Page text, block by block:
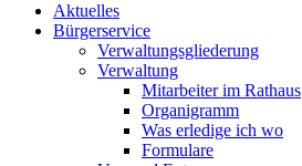
Aktuelles
Bürgerservice
Verwaltungsgliederung
Verwaltung
Mitarbeiter im Rathaus
Organigramm
Was erledige ich wo
Formulare